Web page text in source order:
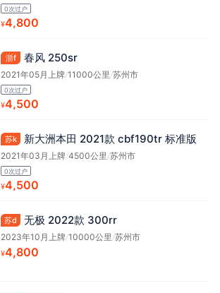
0次过户
¥4,800
浙f 春风 250sr
2021年05月上牌/11000公里/苏州市
0次过户
¥4,500
苏k 新大洲本田 2021款 cbf190tr 标准版
2021年03月上牌/4500公里/苏州市
0次过户
¥4,500
苏d 无极 2022款 300rr
2023年10月上牌/10000公里/苏州市
¥4,800